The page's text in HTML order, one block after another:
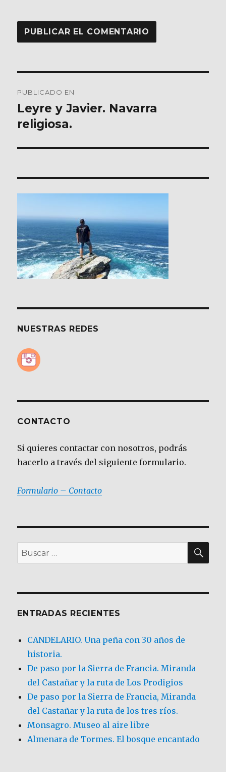
de
entradas
PUBLICADO EN
Leyre y Javier. Navarra
religiosa.
NUESTRAS REDES
CONTACTO
Si quieres contactar con nosotros, podrás
hacerlo a través del siguiente formulario.
Formulario – Contacto
Buscar
por:
ENTRADAS RECIENTES
CANDELARIO. Una peña con 30 años de
historia.
De paso por la Sierra de Francia. Miranda
del Castañar y la ruta de Los Prodigios
De paso por la Sierra de Francia, Miranda
del Castañar y la ruta de los tres ríos.
Monsagro. Museo al aire libre
Almenara de Tormes. El bosque encantado